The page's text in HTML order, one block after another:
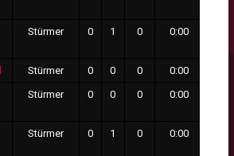
Stürmer 0 1 0 0:00
Stürmer 0 0 0 0:00
Stürmer 0 0 0 0:00
Stürmer 0 1 0 0:00